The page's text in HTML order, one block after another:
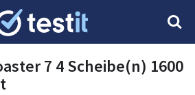
7 4 Scheibe(n) 1600